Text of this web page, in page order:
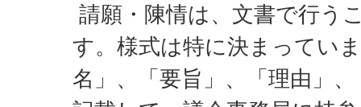
請願・陳情は、文書で行う
す。様式は特に決まってい
名」、「要旨」、「理由」